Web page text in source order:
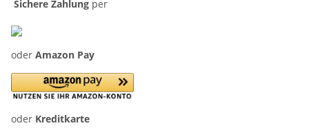
Sichere Zahlung per
oder Amazon Pay
oder Kreditkarte